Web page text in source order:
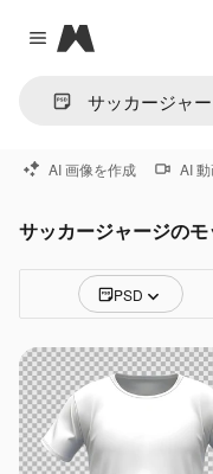
Close menu
Magnific
AI 画像を作成 AI
サッカージャージの
PSD